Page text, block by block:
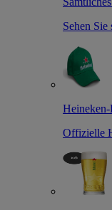
Sehen Sie
Offizielle